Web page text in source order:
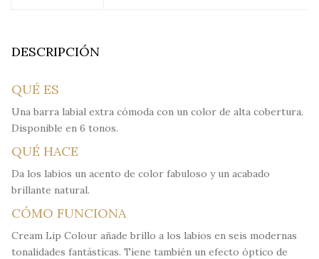
DESCRIPCIÓN
QUÉ ES
Una barra labial extra cómoda con un color de alta cobertura.
Disponible en 6 tonos.
QUÉ HACE
Da los labios un acento de color fabuloso y un acabado
brillante natural.
CÓMO FUNCIONA
Cream Lip Colour añade brillo a los labios en seis modernas
tonalidades fantásticas. Tiene también un efecto óptico de